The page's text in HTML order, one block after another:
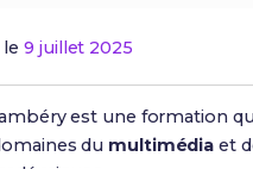
le9 juillet 2025
est une formation
du multimédia et